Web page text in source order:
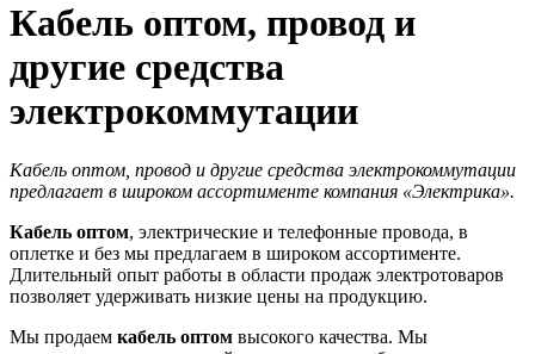
Кабель оптом, провод и
другие средства
электрокоммутации
Кабель оптом, провод и другие средства электрокоммутации
предлагает в широком ассортименте компания «Электрика».
Кабель оптом, электрические и телефонные провода, в
оплетке и без мы предлагаем в широком ассортименте.
Длительный опыт работы в области продаж электротоваров
позволяет удерживать низкие цены на продукцию.
Мы продаем кабель оптом высокого качества. Мы